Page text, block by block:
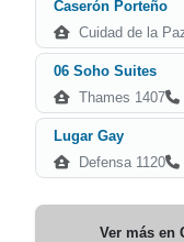
Caserón Porteño
Cuidad de la
06 Soho Suites
Thames 1407
Lugar Gay
Defensa 1120
Ver más en